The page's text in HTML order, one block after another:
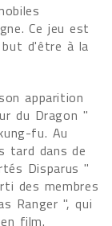
Ce jeu est
but d'être à la
apparition
du Dragon "
fu. Au
tard dans de
Disparus "
des membres
Ranger ", qui
film.